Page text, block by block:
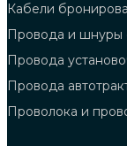
Кабели
Провода и шнуры
Провода
Провода
Проволока и